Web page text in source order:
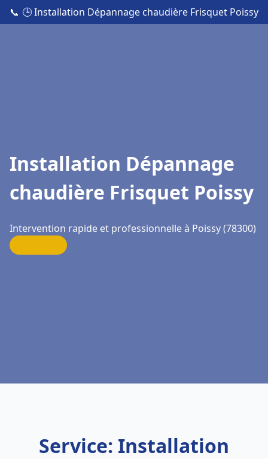
📞 🕒 Installation Dépannage chaudière Frisquet Poissy
Installation Dépannage
chaudière Frisquet Poissy
Intervention rapide et professionnelle à Poissy (78300)
Service: Installation